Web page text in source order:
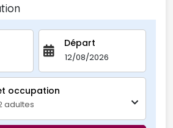
Départ
occupation
adultes